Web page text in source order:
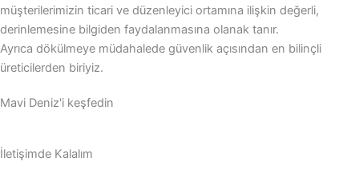
müşterilerimizin ticari ve düzenleyici ortamına ilişkin değerli,
derinlemesine bilgiden faydalanmasına olanak tanır.
Ayrıca dökülmeye müdahalede güvenlik açısından en bilinçli
üreticilerden biriyiz.
Mavi Deniz'i keşfedin
İletişimde Kalalım